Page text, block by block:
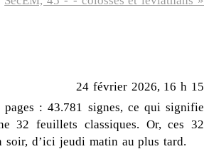
24 février 2026, 16 h 15
: 43.781 signes, ce qui signifie
32 feuillets classiques. Or, ces 32
soir, d’ici jeudi matin au plus tard.